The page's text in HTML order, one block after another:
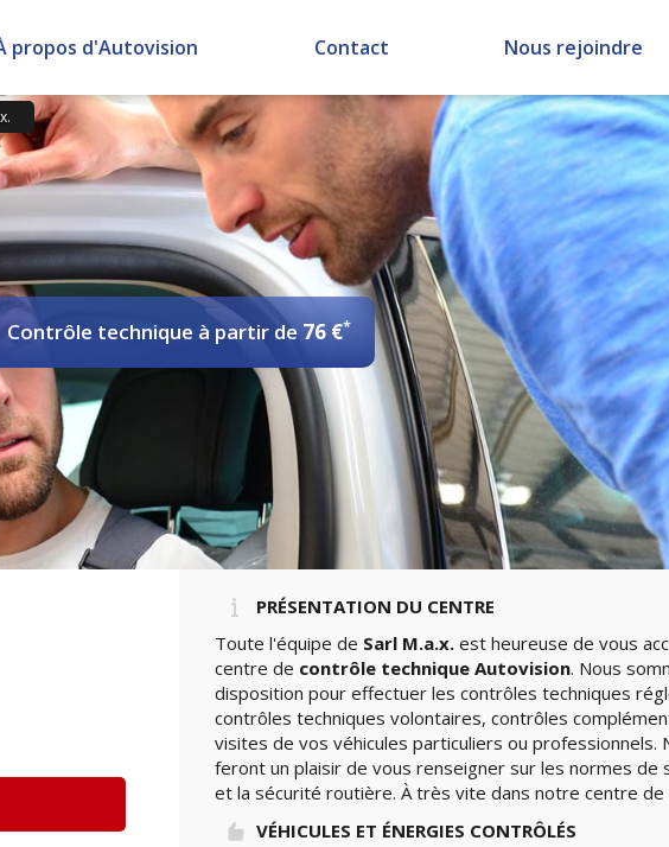
propos d'Autovision Contact Nous rejoindre
Contrôle technique à partir de76 €*
PRÉSENTATION DU CENTRE
Toute l'équipe de Sarl M.a.x. est heureuse de vous
centre de contrôle technique Autovision. Nous
disposition pour effectuer les contrôles techniques
contrôles techniques volontaires, contrôles
visites de vos véhicules particuliers ou professionnels.
feront un plaisir de vous renseigner sur les normes de
et la sécurité routière. À très vite dans notre centre de
VÉHICULES ET ÉNERGIES CONTRÔLÉS